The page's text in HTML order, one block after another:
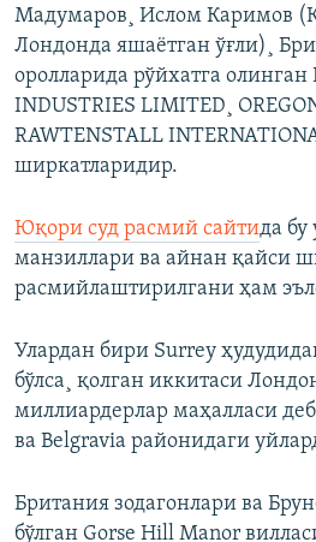
Мадумаров¸ Ислом Каримов
Лондонда яшаëтган ўғли)¸
оролларида рўйхатга олинган
INDUSTRIES LIMITED¸
RAWTENSTALL
ширкатларидир.
Юқори суд расмий сайтида
манзиллари ва айнан қайси
расмийлаштирилгани ҳам
Улардан бири Surrey
бўлса¸ қолган иккитаси
миллиардерлар маҳалласи
ва Belgravia районидаги
Британия зодагонлари ва
бўлган Gorse Hill Manor